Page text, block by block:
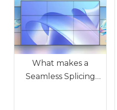
What makes a
Seamless Splicing